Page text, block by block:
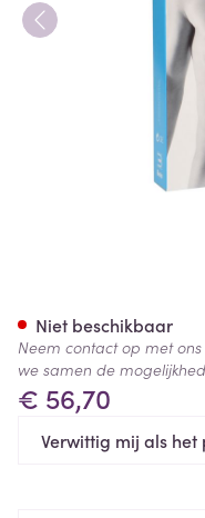
€ 56,70
Verwittig mij als
Niet beschikbaar
Neem contact op met
we samen de